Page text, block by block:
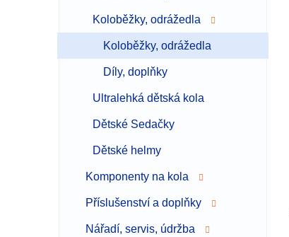
Koloběžky, odrážedla
Koloběžky, odrážedla
Díly, doplňky
Ultralehká dětská kola
Dětské Sedačky
Dětské helmy
Komponenty na kola
Příslušenství a doplňky
Nářadí, servis, údržba